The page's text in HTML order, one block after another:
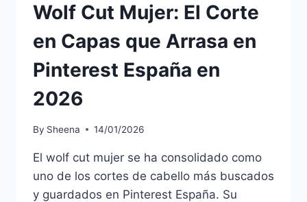
Wolf Cut Mujer: El Corte
en Capas que Arrasa en
Pinterest España en
2026
By Sheena 14/01/2026
El wolf cut mujer se ha consolidado como
uno de los cortes de cabello más buscados
y guardados en Pinterest España. Su